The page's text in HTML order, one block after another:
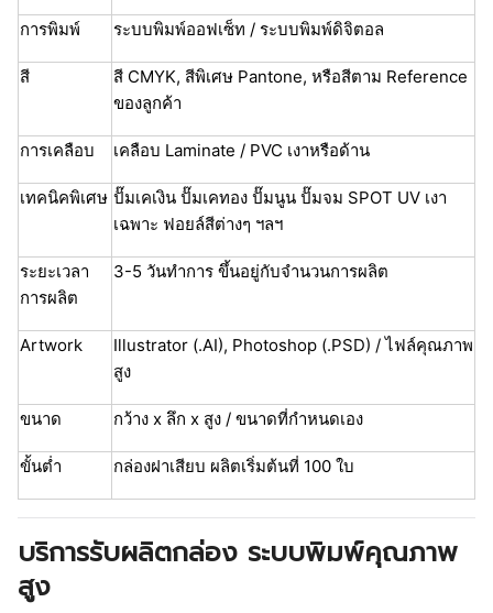
การพิมพ์ ระบบพิมพ์ออฟเซ็ท / ระบบพิมพ์ดิจิตอล
สี
สี CMYK, สีพิเศษ Pantone, หรือสีตาม Reference
ของลูกค้า
การเคลือบ เคลือบ Laminate / PVC เงาหรือด้าน
เทคนิคพิเศษ ปั๊มเคเงิน ปั๊มเคทอง ปั๊มนูน ปั๊มจม SPOT UV เงา
เฉพาะ ฟอยล์สีต่างๆ ฯลฯ
ระยะเวลา
การผลิต
3-5 วันทำการ ขึ้นอยู่กับจำนวนการผลิต
Artwork
Illustrator (.AI), Photoshop (.PSD) / ไฟล์คุณภาพ
สูง
ขนาด กว้าง x ลึก x สูง / ขนาดที่กำหนดเอง
ขั้นต่ำ กล่องฝาเสียบ ผลิตเริ่มต้นที่ 100 ใบ
บริการรับผลิตกล่อง ระบบพิมพ์คุณภาพ
สูง